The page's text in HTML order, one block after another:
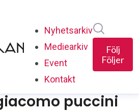
Nyhetsarkiv
Mediearkiv
Event
Kontakt
Följ
Följer
puccini